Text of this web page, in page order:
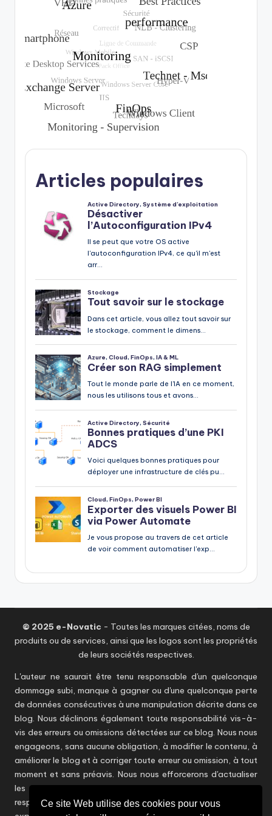
Articles populaires
© 2025 e-Novatic - Toutes les marques citées, noms de
produits ou de services, ainsi que les logos sont les propriétés
de leurs sociétés respectives.
L'auteur ne saurait être tenu responsable d'un quelconque
dommage subi, manque à gagner ou d'une quelconque perte
de données consécutives à une manipulation décrite dans ce
blog. Nous déclinons également toute responsabilité vis-à-
vis des erreurs ou omissions détectées sur ce blog. Nous nous
engageons, sans aucune obligation, à modifier le contenu, à
améliorer le blog et à corriger toute erreur ou omission, à tout
moment et sans préavis. Nous nous efforcerons d'actualiser
les informations en temps utile sans toutefois être
responsables d'éventuelles inexactitudes. Les points de vue
Ce site Web utilise des cookies pour vous